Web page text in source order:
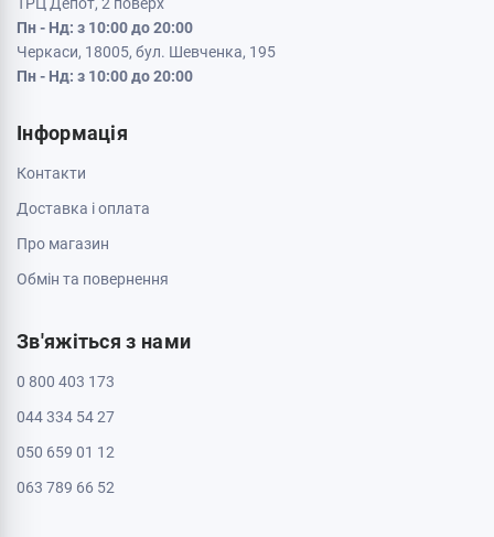
Кременчук, 39600, вул. Соборна 9/16
Пн - Нд: з 10:00 до 20:00
Кривий Ріг, 50000, проспект Металургів 33
Кропивницький, 25006, вул. Велика Перспективна 48
Полтава, 36000, вул. Небесної Сотні 2
Пн - Нд: з 10:00 до 20:00
ТРЦ Депот, 2 поверх
Черкаси, 18005, бул. Шевченка, 195
Інформація
Контакти
Доставка і оплата